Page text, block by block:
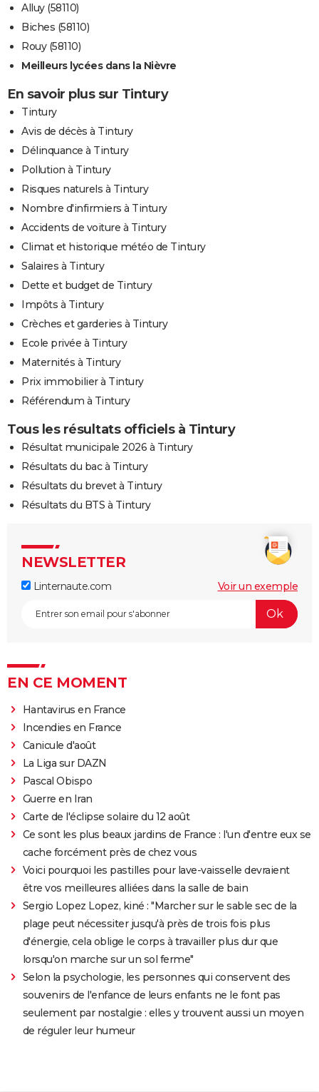
Alluy (58110)
Biches (58110)
Rouy (58110)
Meilleurs lycées dans la Nièvre
En savoir plus sur Tintury
Tintury
Avis de décès à Tintury
Délinquance à Tintury
Pollution à Tintury
Risques naturels à Tintury
Nombre d'infirmiers à Tintury
Accidents de voiture à Tintury
Climat et historique météo de Tintury
Salaires à Tintury
Dette et budget de Tintury
Impôts à Tintury
Crèches et garderies à Tintury
Ecole privée à Tintury
Maternités à Tintury
Prix immobilier à Tintury
Référendum à Tintury
Tous les résultats officiels à Tintury
Résultat municipale 2026 à Tintury
Résultats du bac à Tintury
Résultats du brevet à Tintury
Résultats du BTS à Tintury
NEWSLETTER
Linternaute.com Voir un exemple
EN CE MOMENT
Hantavirus en France
Incendies en France
Canicule d'août
La Liga sur DAZN
Pascal Obispo
Guerre en Iran
Carte de l'éclipse solaire du 12 août
Ce sont les plus beaux jardins de France : l'un d'entre eux se
cache forcément près de chez vous
Voici pourquoi les pastilles pour lave-vaisselle devraient
être vos meilleures alliées dans la salle de bain
Sergio Lopez Lopez, kiné : "Marcher sur le sable sec de la
plage peut nécessiter jusqu'à près de trois fois plus
d'énergie, cela oblige le corps à travailler plus dur que
lorsqu'on marche sur un sol ferme"
Selon la psychologie, les personnes qui conservent des
souvenirs de l'enfance de leurs enfants ne le font pas
seulement par nostalgie : elles y trouvent aussi un moyen
de réguler leur humeur